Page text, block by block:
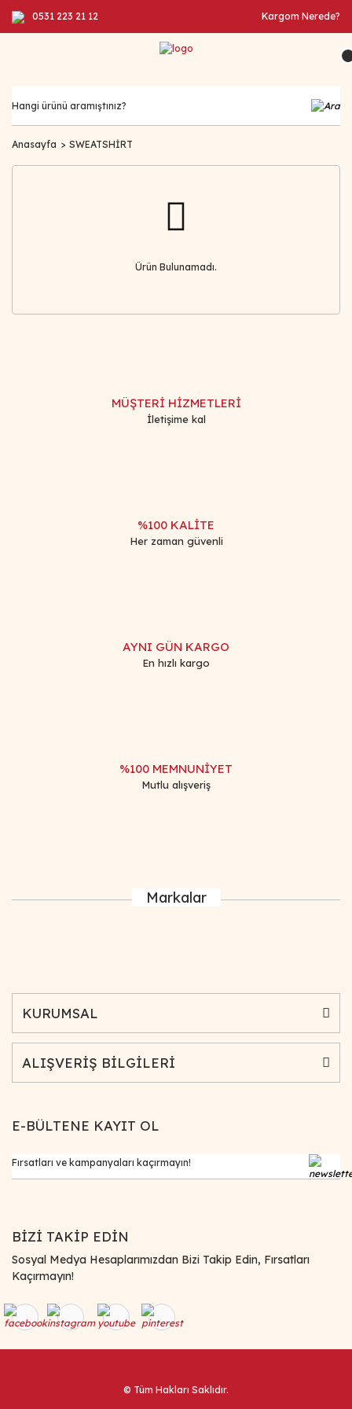
0531 223 21 12 Kargom Nerede?
Anasayfa SWEATSHİRT
Ürün Bulunamadı.
MÜŞTERİ HİZMETLERİ
İletişime kal
%100 KALİTE
Her zaman güvenli
AYNI GÜN KARGO
En hızlı kargo
%100 MEMNUNİYET
Mutlu alışveriş
Markalar
KURUMSAL
ALIŞVERİŞ BİLGİLERİ
E-BÜLTENE KAYIT OL
BİZİ TAKİP EDİN
Sosyal Medya Hesaplarımızdan Bizi Takip Edin, Fırsatları
Kaçırmayın!
© Tüm Hakları Saklıdır.